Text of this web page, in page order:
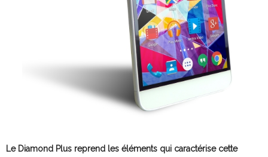
Le Diamond Plus reprend les éléments qui caractérise cette